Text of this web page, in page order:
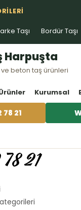
Taşı Bordür Taşı
Harpuşta
beton taş ürünleri
Kurumsal
78 21
21